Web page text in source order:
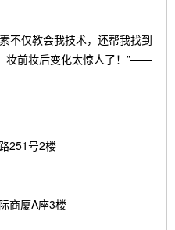
不仅教会我技术，还帮我找到
妆前妆后变化太惊人了！”——
251号2楼
商厦A座3楼